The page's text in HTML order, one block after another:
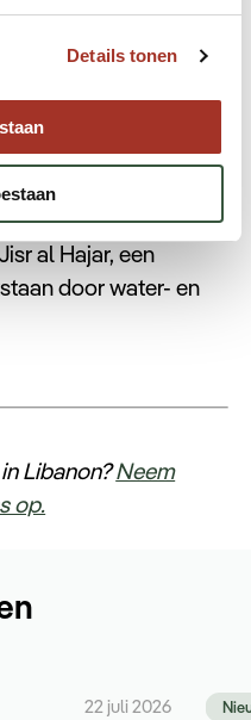
Details tonen
vergezichten over
gebergte met
kuststeden en
kunt u de tempels
al Hajar, een
door water- en
Libanon?Neem
op.
22 juli 2026